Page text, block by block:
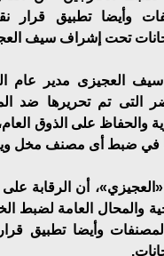
وأيضا تطبيق قرار
تحت إشراف سيف
العجيزى مدير عام
التى تم تحريرها ضد
والحفاظ على الذوق
في ضبط أى مصنف مخل
أن الرقابة
وأيضا تطبيق